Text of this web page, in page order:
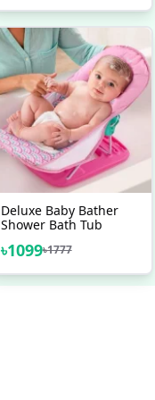
Deluxe Baby Bather
Shower Bath Tub
৳1099৳1777